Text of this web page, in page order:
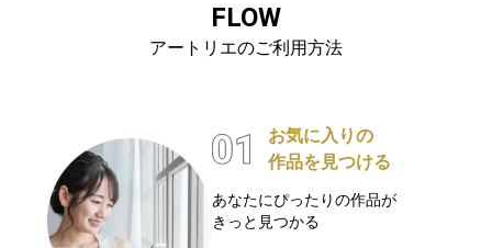
FLOW
アートリエのご利用方法
お気に入りの
作品を見つける
あなたにぴったりの作品が
きっと見つかる